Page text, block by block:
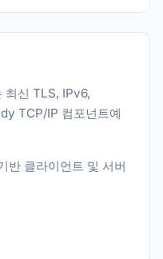
최신 TLS, IPv6,
TCP/IP 컴포넌트예
클라이언트 및 서버